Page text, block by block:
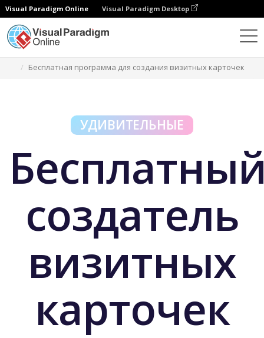
Visual Paradigm Online Visual Paradigm Desktop
Бесплатная программа для создания визитных карточек
УДИВИТЕЛЬНЫЕ
создатель
визитных
карточек